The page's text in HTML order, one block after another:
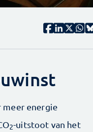
meer energie
2-uitstoot van het